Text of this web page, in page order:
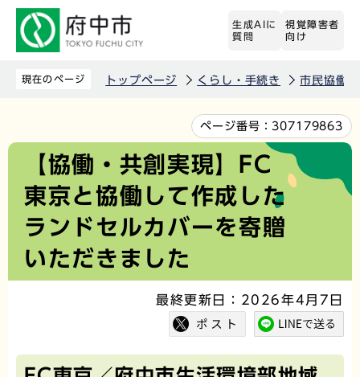
先
生成AIに
質問
視覚障害者
向け
現在のページ トップページ くらし・手続き 市民協働
文
ページ番号： 307179863
【協働・共創実現】FC
東京と協働して作成した
ランドセルカバーを寄贈
いただきました
最終更新日：2026年4月7日